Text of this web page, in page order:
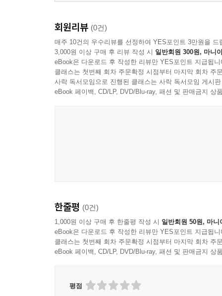
회원리뷰 (0건)
매주 10건의 우수리뷰를 선정하여 YES포인트 3만원을 드
3,000원 이상 구매 후 리뷰 작성 시 일반회원 300원, 마니
eBook은 다운로드 후 작성한 리뷰만 YES포인트 지급됩니
클래스는 첫번째 회차 주문확정 시점부터 마지막 회차 주
사락 독서모임으로 진행된 클래스는 사락 독서모임 게시
eBook 페이백, CD/LP, DVD/Blu-ray, 패션 및 판매금지 상
한줄평 (0건)
1,000원 이상 구매 후 한줄평 작성 시 일반회원 50원, 마니
eBook은 다운로드 후 작성한 리뷰만 YES포인트 지급됩니
클래스는 첫번째 회차 주문확정 시점부터 마지막 회차 주
eBook 페이백, CD/LP, DVD/Blu-ray, 패션 및 판매금지 상
평점